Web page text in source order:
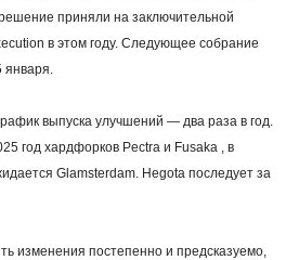
приняли на заключительной
в этом году. Следующее собрание
выпуска улучшений — два раза в год.
год хардфорков Pectra и Fusaka , в
Glamsterdam. Hegota последует за
изменения постепенно и предсказуемо,